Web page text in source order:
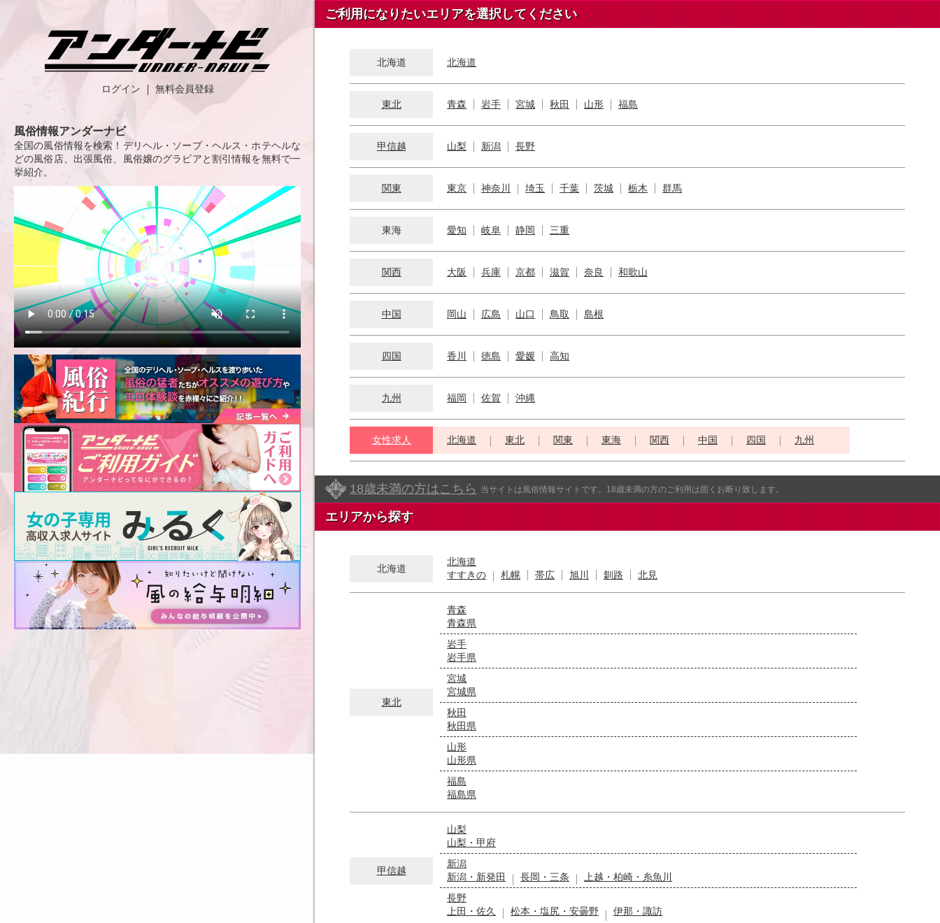
ログイン 無料会員登録
風俗情報アンダーナビ
全国の風俗情報を検索！デリヘル・ソープ・ヘルス・ホテヘルな
どの風俗店、出張風俗、風俗嬢のグラビアと割引情報を無料で一
挙紹介。
ご利用になりたいエリアを選択してください
北海道 北海道
東北 青森 岩手 宮城 秋田 山形 福島
甲信越 山梨 新潟 長野
関東 東京 神奈川 埼玉 千葉 茨城 栃木 群馬
東海 愛知 岐阜 静岡 三重
関西 大阪 兵庫 京都 滋賀 奈良 和歌山
中国 岡山 広島 山口 鳥取 島根
四国 香川 徳島 愛媛 高知
九州 福岡 佐賀 沖縄
女性求人 北海道 東北 関東 東海 関西 中国 四国 九州
18歳未満の方はこちら 当サイトは風俗情報サイトです。18歳未満の方のご利用は固くお断り致します。
エリアから探す
北海道
北海道
すすきの
札幌 帯広 旭川 釧路 北見
東北
青森
青森県
岩手
岩手県
宮城
宮城県
秋田
秋田県
山形
山形県
福島
福島県
甲信越
山梨
山梨・甲府
新潟
新潟・新発田
長岡・三条
上越・柏崎・糸魚川
長野
上田・佐久
松本・塩尻・安曇野 伊那・諏訪